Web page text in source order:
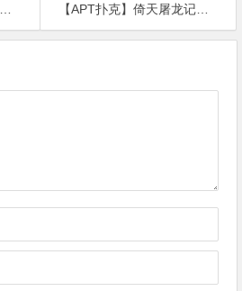
【APT扑克】倚天屠龙记主角公布，古天乐林峯扮演父子网友的理解太好笑